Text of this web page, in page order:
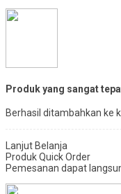
Produk yang sangat
Berhasil ditambahkan ke
Lanjut Belanja
Produk Quick Order
Pemesanan dapat